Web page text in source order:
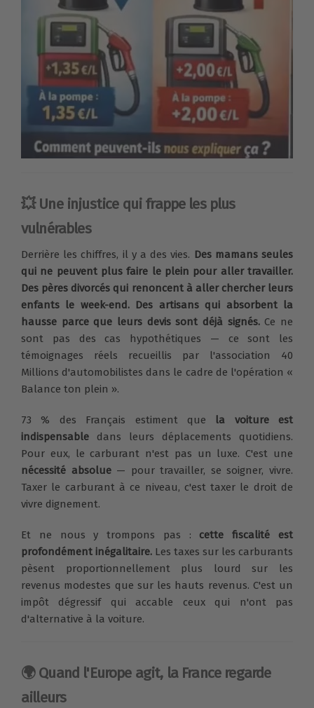
💥 Une injustice qui frappe les plus
vulnérables
Derrière les chiffres, il y a des vies. Des mamans seules
qui ne peuvent plus faire le plein pour aller travailler.
Des pères divorcés qui renoncent à aller chercher leurs
enfants le week-end. Des artisans qui absorbent la
hausse parce que leurs devis sont déjà signés.Ce ne
sont pas des cas hypothétiques — ce sont les
témoignages réels recueillis par l'association 40
Millions d'automobilistes dans le cadre de l'opération «
Balance ton plein ».
73 % des Français estiment que la voiture est
indispensable dans leurs déplacements quotidiens.
Pour eux, le carburant n'est pas un luxe. C'est une
nécessité absolue— pour travailler, se soigner, vivre.
Taxer le carburant à ce niveau, c'est taxer le droit de
vivre dignement.
Et ne nous y trompons pas : cette fiscalité est
profondément inégalitaire. Les taxes sur les carburants
pèsent proportionnellement plus lourd sur les
revenus modestes que sur les hauts revenus. C'est un
impôt dégressif qui accable ceux qui n'ont pas
d'alternative à la voiture.
🌍 Quand l'Europe agit, la France regarde
ailleurs